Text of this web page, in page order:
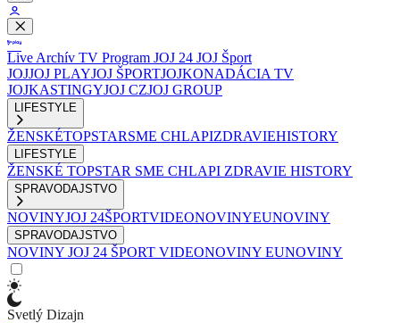
Live Archív TV Program JOJ 24 JOJ Šport
JOJJOJ PLAYJOJ ŠPORTJOJKONADÁCIA TV
JOJKASTINGYJOJ CZJOJ GROUP
LIFESTYLE
ŽENSKÉTOPSTARSME CHLAPIZDRAVIEHISTORY
LIFESTYLE
ŽENSKÉ TOPSTAR SME CHLAPI ZDRAVIE HISTORY
SPRAVODAJSTVO
NOVINYJOJ 24ŠPORTVIDEONOVINYEUNOVINY
SPRAVODAJSTVO
NOVINY JOJ 24 ŠPORT VIDEONOVINY EUNOVINY
Svetlý Dizajn